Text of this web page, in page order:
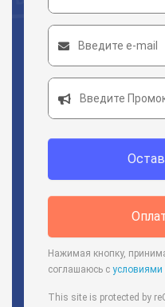
Нажимая кнопку,
соглашаюсь с условиями
This site is protected by